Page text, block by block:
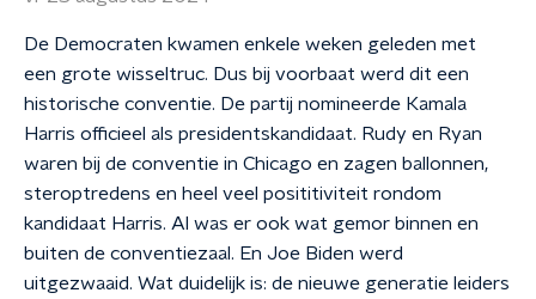
De Democraten kwamen enkele weken geleden met
een grote wisseltruc. Dus bij voorbaat werd dit een
historische conventie. De partij nomineerde Kamala
Harris officieel als presidentskandidaat. Rudy en Ryan
waren bij de conventie in Chicago en zagen ballonnen,
steroptredens en heel veel posititiviteit rondom
kandidaat Harris. Al was er ook wat gemor binnen en
buiten de conventiezaal. En Joe Biden werd
uitgezwaaid. Wat duidelijk is: de nieuwe generatie leiders